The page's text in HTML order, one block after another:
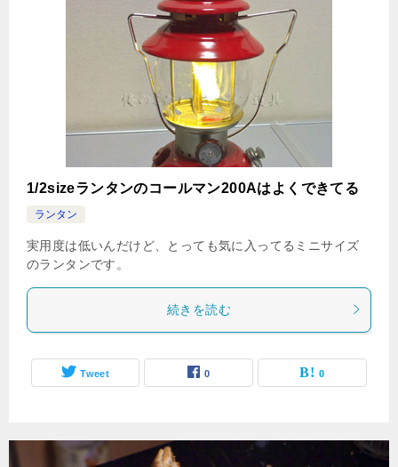
1/2sizeランタンのコールマン200Aはよくできてる
ランタン
実用度は低いんだけど、とっても気に入ってるミニサイズ
のランタンです。
続きを読む
Tweet 0 0